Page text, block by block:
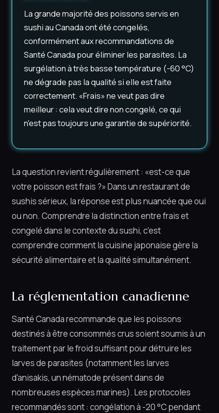
La grande majorité des poissons servis en
sushi au Canada ont été congelés,
conformément aux recommandations de
Santé Canada pour éliminer les parasites. La
surgélation à très basse température (-60 °C)
ne dégrade pas la qualité si elle est faite
correctement. «Frais» ne veut pas dire
meilleur : cela veut dire non congelé, ce qui
n'est pas toujours une garantie de supériorité.
La question revient régulièrement : «est-ce que
votre poisson est frais ?» Dans un restaurant de
sushis sérieux, la réponse est plus nuancée que oui
ou non. Comprendre la distinction entre frais et
congelé dans le contexte du sushi, c'est
comprendre comment la cuisine japonaise gère la
sécurité alimentaire et la qualité simultanément.
La réglementation canadienne
Santé Canada recommande que les poissons
destinés à être consommés crus soient soumis à un
traitement par le froid suffisant pour détruire les
larves de parasites (notamment les larves
d'anisakis, un nématode présent dans de
nombreuses espèces marines). Les protocoles
recommandés sont : congélation à -20 °C pendant